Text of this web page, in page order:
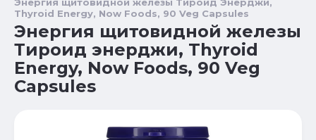
Thyroid Energy, Now Foods, 90 Veg Capsules
Энергия щитовидной железы
Тироид энерджи, Thyroid
Energy, Now Foods, 90 Veg
Capsules